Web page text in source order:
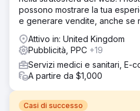
possono mostrare la tua
e generare vendite, anche se
Attivo in: United Kingdom
Pubblicità, PPC +19
Servizi medici e sanitari, E-
A partire da $1,000
Casi di successo